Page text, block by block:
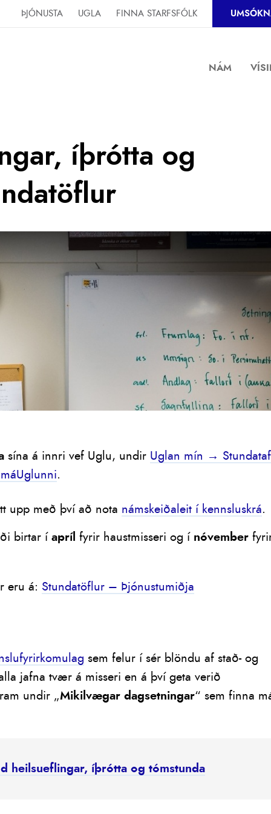
FINNA STARFSFÓLK
UGLA
ÞJÓNUSTA
NÁM
íþrótta og
sína á innri vef Uglu, undir Uglan mín →
.
upp með því að nota námskeiðaleit í kennsluskrá.
birtar íapríl fyrir haustmisseri og í nóvember
eru á: Stundatöflur – Þjónustumiðja
sem felur í sér blöndu af stað- og
jafna tvær á misseri en á því geta verið
undir „Mikilvægar dagsetningar“ sem finna
heilsueflingar, íþrótta og tómstunda